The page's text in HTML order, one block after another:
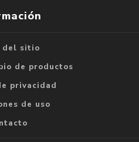
del sitio
de productos
privacidad
de uso